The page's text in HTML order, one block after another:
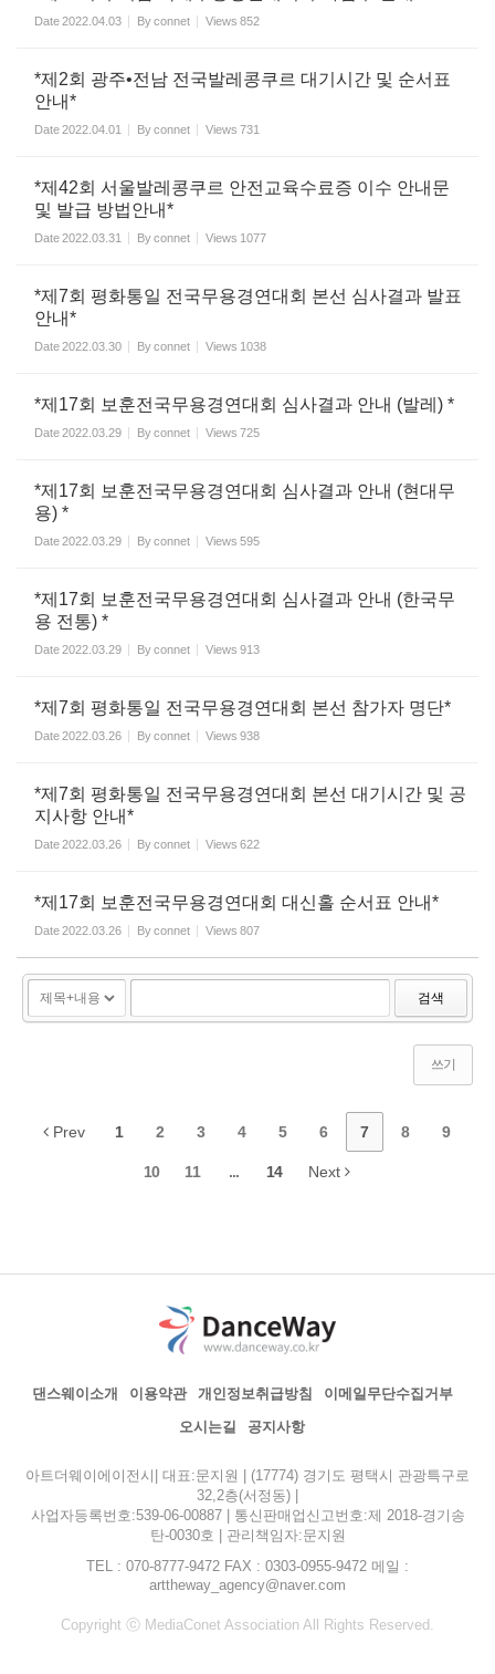
Date2022.04.03 Byconnet Views 852
*제2회 광주•전남 전국발레콩쿠르 대기시간 및 순서표
안내*
Date2022.04.01 Byconnet Views 731
*제42회 서울발레콩쿠르 안전교육수료증 이수 안내문
및 발급 방법안내*
Date2022.03.31 Byconnet Views 1077
*제7회 평화통일 전국무용경연대회 본선 심사결과 발표
안내*
Date2022.03.30 Byconnet Views 1038
*제17회 보훈전국무용경연대회 심사결과 안내 (발레) *
Date2022.03.29 Byconnet Views 725
*제17회 보훈전국무용경연대회 심사결과 안내 (현대무
용) *
Date2022.03.29 Byconnet Views 595
*제17회 보훈전국무용경연대회 심사결과 안내 (한국무
용 전통) *
Date2022.03.29 Byconnet Views 913
*제7회 평화통일 전국무용경연대회 본선 참가자 명단*
Date2022.03.26 Byconnet Views 938
*제7회 평화통일 전국무용경연대회 본선 대기시간 및 공
지사항 안내*
Date2022.03.26 Byconnet Views 622
*제17회 보훈전국무용경연대회 대신홀 순서표 안내*
Date2022.03.26 Byconnet Views 807
검색
쓰기
Prev 1 2 3 4 5 6 7 8 9
10 11 ... 14 Next
댄스웨이소개 이용약관 개인정보취급방침
이메일무단수집거부
오시는길
공지사항
아트더웨이에이전시| 대표:문지원 | (17774) 경기도 평택시 관광특구로
32,2층(서정동) |
사업자등록번호:539-06-00887 | 통신판매업신고번호:제 2018-경기송
탄-0030호 | 관리책임자:문지원
TEL : 070-8777-9472 FAX : 0303-0955-9472 메일 :
arttheway_agency@naver.com
Copyright ⓒ MediaConet Association All Rights Reserved.